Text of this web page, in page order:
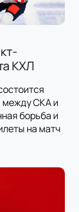
КХЛ
между СКА и
борьба и
на матч